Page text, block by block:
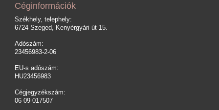
Céginformációk
Székhely, telephely:
6724 Szeged, Kenyérgyári út 15.
Adószám:
23456983-2-06
EU-s adószám:
HU23456983
Cégjegyzékszám:
06-09-017507